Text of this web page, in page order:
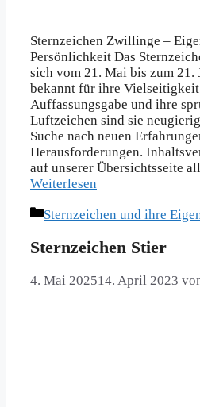
Sternzeichen Zwillinge –
Persönlichkeit Das
sich vom 21. Mai bis zum
bekannt für ihre
Auffassungsgabe und ihre
Luftzeichen sind sie
Suche nach neuen
Herausforderungen.
auf unserer Übersichtsseite
Weiterlesen
Kategorien
Sternzeichen und ihre
Sternzeichen Stier
4. Mai 202514. April 2023